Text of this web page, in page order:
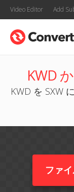
Video Editor Add
KWD
KWD を SXW
ファ